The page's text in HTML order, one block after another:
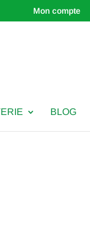
Mon compte
BLOG